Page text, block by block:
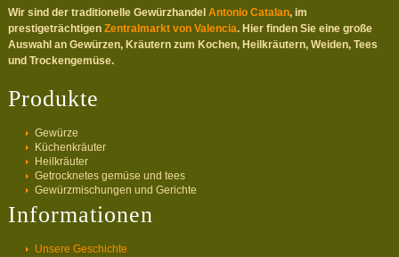
Wir sind der traditionelle Gewürzhandel Antonio Catalan, im
prestigeträchtigen Zentralmarkt von Valencia. Hier finden Sie eine große
Auswahl an Gewürzen, Kräutern zum Kochen, Heilkräutern, Weiden, Tees
und Trockengemüse.
Produkte
Gewürze
Küchenkräuter
Heilkräuter
Getrocknetes gemüse und tees
Gewürzmischungen und Gerichte
Informationen
Unsere Geschichte